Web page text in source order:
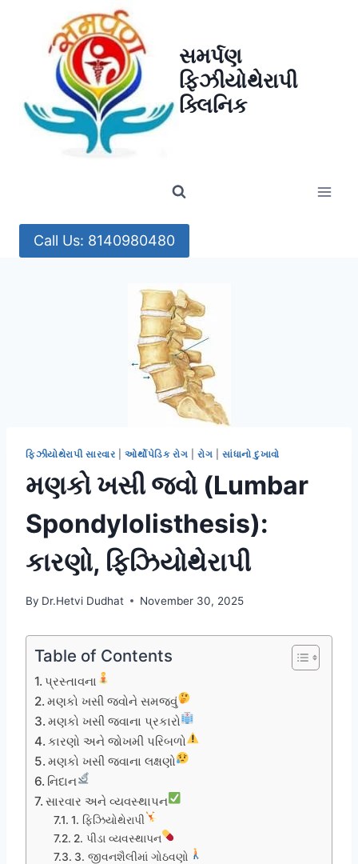
સમર્પણ
ફિઝીયોથેરાપી
ક્લિનિક
Call Us: 8140980480
ફિઝીયોથેરાપી સારવાર |ઓર્થોપેડિક રોગ રોગ સાંધાનો દુખાવો
મણકો ખસી જવો (Lumbar
Spondylolisthesis):
કારણો, ફિઝિયોથેરાપી
By Dr.Hetvi Dudhat November 30, 2025
Table of Contents
પ્રસ્તાવના
મણકો ખસી જવોને સમજવું
મણકો ખસી જવાના પ્રકારો
કારણો અને જોખમી પરિબળો
મણકો ખસી જવાના લક્ષણો
નિદાન
સારવાર અને વ્યવસ્થાપન
1. ફિઝિયોથેરાપી
2. પીડા વ્યવસ્થાપન
3. જીવનશૈલીમાં ગોઠવણો